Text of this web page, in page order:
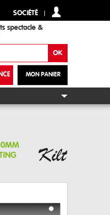
SOCIÉTÉ
spectacle &
MON PANIER
+